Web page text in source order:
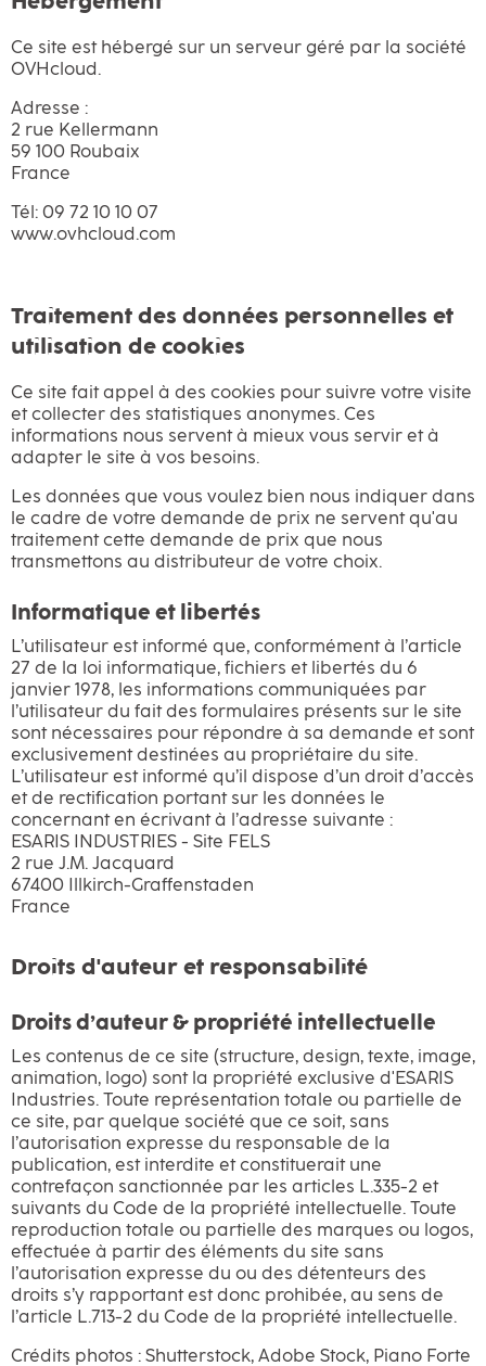
Ce site est hébergé sur un serveur géré par la société
OVHcloud.
Adresse :
2 rue Kellermann
59 100 Roubaix
France
Tél: 09 72 10 10 07
www.ovhcloud.com
Traitement des données personnelles et
utilisation de cookies
Ce site fait appel à des cookies pour suivre votre visite
et collecter des statistiques anonymes. Ces
informations nous servent à mieux vous servir et à
adapter le site à vos besoins.
Les données que vous voulez bien nous indiquer dans
le cadre de votre demande de prix ne servent qu'au
traitement cette demande de prix que nous
transmettons au distributeur de votre choix.
Informatique et libertés
L’utilisateur est informé que, conformément à l’article
27 de la loi informatique, fichiers et libertés du 6
janvier 1978, les informations communiquées par
l’utilisateur du fait des formulaires présents sur le site
sont nécessaires pour répondre à sa demande et sont
exclusivement destinées au propriétaire du site.
L’utilisateur est informé qu’il dispose d’un droit d’accès
et de rectification portant sur les données le
concernant en écrivant à l’adresse suivante :
ESARIS INDUSTRIES - Site FELS
2 rue J.M. Jacquard
67400 Illkirch-Graffenstaden
France
Droits d'auteur et responsabilité
Droits d’auteur & propriété intellectuelle
Les contenus de ce site (structure, design, texte, image,
animation, logo) sont la propriété exclusive d'ESARIS
Industries. Toute représentation totale ou partielle de
ce site, par quelque société que ce soit, sans
l’autorisation expresse du responsable de la
publication, est interdite et constituerait une
contrefaçon sanctionnée par les articles L.335-2 et
suivants du Code de la propriété intellectuelle. Toute
reproduction totale ou partielle des marques ou logos,
effectuée à partir des éléments du site sans
l’autorisation expresse du ou des détenteurs des
droits s’y rapportant est donc prohibée, au sens de
l’article L.713-2 du Code de la propriété intellectuelle.
Crédits photos : Shutterstock, Adobe Stock, Piano Forte